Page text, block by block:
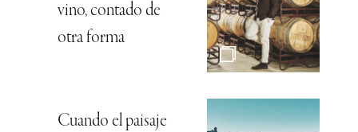
vino, contado de
otra forma
Cuando el paisaje